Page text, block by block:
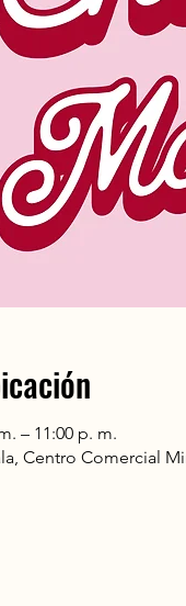
– 11:00 p. m.
Centro Comercial